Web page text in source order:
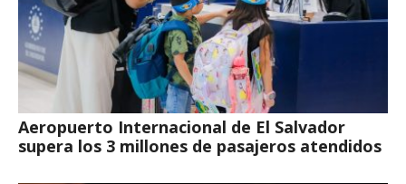
Aeropuerto Internacional de El Salvador
supera los 3 millones de pasajeros atendidos